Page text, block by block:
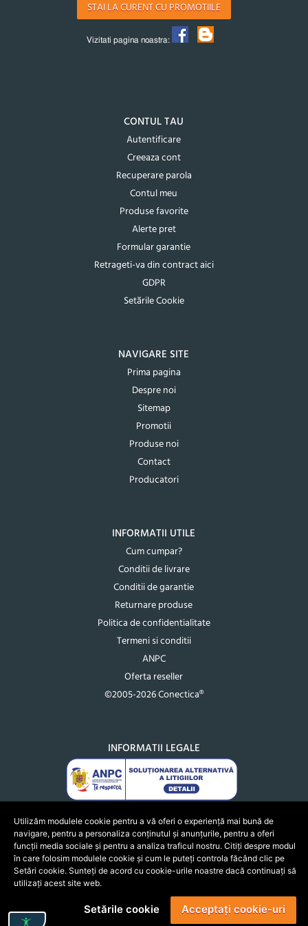
STAI LA CURENT CU PROMOTIILE
Vizitati pagina noastra:
CONTUL TAU
Autentificare
Creeaza cont
Recuperare parola
Contul meu
Produse favorite
Alerte pret
Formular garantie
Retrageti-va din contract aici
GDPR
Setările Cookie
NAVIGARE SITE
Prima pagina
Despre noi
Sitemap
Promotii
Produse noi
Contact
Producatori
INFORMATII UTILE
Cum cumpar?
Conditii de livrare
Conditii de garantie
Returnare produse
Politica de confidentialitate
Termeni si conditii
ANPC
Oferta reseller
©2005-2026 Conectica®
INFORMATII LEGALE
Utilizăm modulele cookie pentru a vă oferi o experiență mai bună de
navigare, pentru a personaliza conținutul și anunțurile, pentru a oferi
funcții media sociale și pentru a analiza traficul nostru. Citiți despre modul
în care folosim modulele cookie și cum le puteți controla făcând clic pe
Setări cookie. Sunteți de acord cu cookie-urile noastre dacă continuați să
utilizați acest site web.
Setările cookie Acceptați cookie-uri